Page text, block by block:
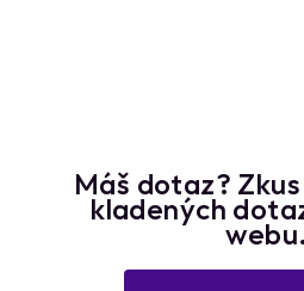
Máš dotaz?
kladených
webu.